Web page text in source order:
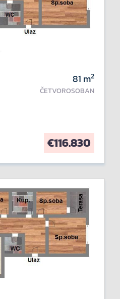
81 m2
ČETVOROSOBAN
€116.830